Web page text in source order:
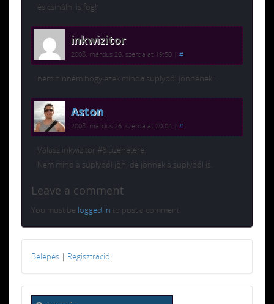
és csinálni is fog!
inkwizitor
2008. március 26. szerda at 19:50 #
nem hinném hogy ezek minda suplyból jönnének…
Aston
2008. március 26. szerda at 20:04 #
Válasz inkwizitor #6 üzenetére:
Nem mind a suplyból jön, de jönnek a suplyból is.
Leave a comment
You must be logged in to post a comment.
Belépés | Regisztráció